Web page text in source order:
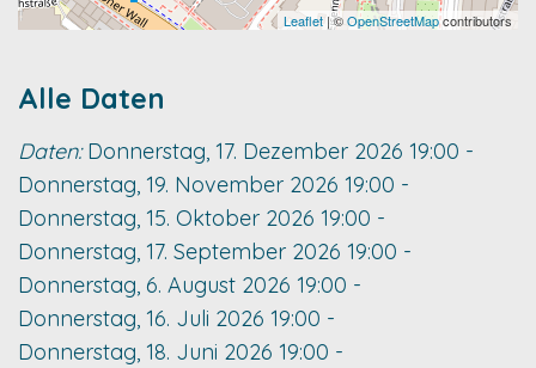
Leaflet| ©OpenStreetMapcontributors
Alle Daten
Daten:Donnerstag, 17. Dezember 2026 19:00 -
Donnerstag, 19. November 2026 19:00 -
Donnerstag, 15. Oktober 2026 19:00 -
Donnerstag, 17. September 2026 19:00 -
Donnerstag, 6. August 2026 19:00 -
Donnerstag, 16. Juli 2026 19:00 -
Donnerstag, 18. Juni 2026 19:00 -